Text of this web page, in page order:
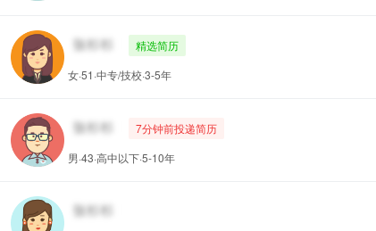
精选简历
女·51·中专/技校·3-5年
7分钟前投递简历
男·43·高中以下·5-10年